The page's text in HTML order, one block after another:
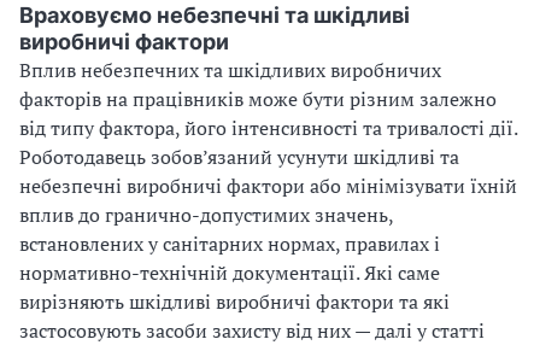
Враховуємо небезпечні та шкідливі
виробничі фактори
Вплив небезпечних та шкідливих виробничих
факторів на працівників може бути різним залежно
від типу фактора, його інтенсивності та тривалості дії.
Роботодавець зобов’язаний усунути шкідливі та
небезпечні виробничі фактори або мінімізувати їхній
вплив до гранично-допустимих значень,
встановлених у санітарних нормах, правилах і
нормативно-технічній документації. Які саме
вирізняють шкідливі виробничі фактори та які
застосовують засоби захисту від них — далі у статті